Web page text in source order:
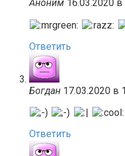
Аноним 16.03.2020 в
Ответить
Богдан 17.03.2020 в
Ответить